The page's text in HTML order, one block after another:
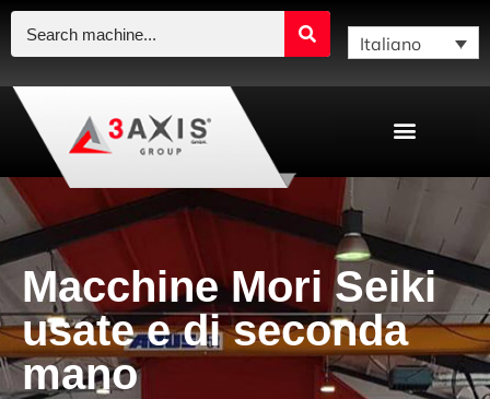
Italiano
Macchine Mori Seiki
usate e di seconda
mano